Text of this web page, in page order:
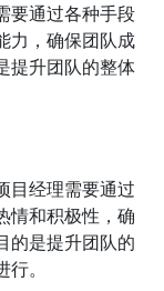
要通过各种手段
力，确保团队成
提升团队的整体
目经理需要通过
情和积极性，确
的是提升团队的
。